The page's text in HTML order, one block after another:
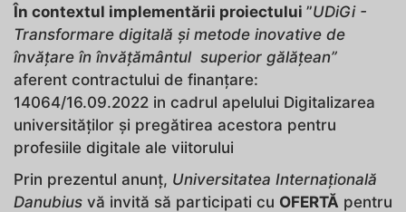
În contextul implementării proiectului ”UDiGi -
Transformare digitală și metode inovative de
învățare în învățământul superior gălățean”
aferent contractului de finanțare:
14064/16.09.2022 in cadrul apelului Digitalizarea
universităților și pregătirea acestora pentru
profesiile digitale ale viitorului
Prin prezentul anunț, Universitatea Internațională
Danubius vă invită să participati cu OFERTĂ pentru